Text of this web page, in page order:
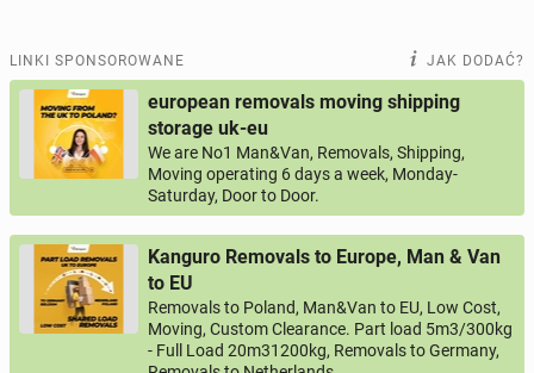
LINKI SPONSOROWANE JAK DODAĆ?
european removals moving shipping
storage uk-eu
We are No1 Man&Van, Removals, Shipping,
Moving operating 6 days a week, Monday-
Saturday, Door to Door.
Kanguro Removals to Europe, Man & Van
to EU
Removals to Poland, Man&Van to EU, Low Cost,
Moving, Custom Clearance. Part load 5m3/300kg
- Full Load 20m31200kg, Removals to Germany,